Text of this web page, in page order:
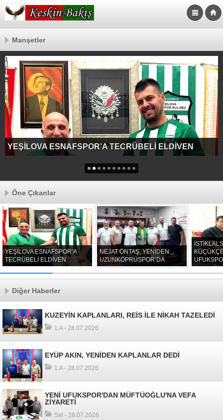
Manşetler
YEŞİLOVA ESNAFSPOR’A TECRÜBELİ ELDİVEN
Öne Çıkanlar
YEŞİLOVA ESNAFSPOR’A
TECRÜBELİ ELDİVEN
NEJAT ÖNTAŞ, YENİDEN
UZUNKÖPRÜSPOR’DA
Diğer Haberler
KUZEYİN KAPLANLARI, REİS İLE NİKAH TAZELEDİ
1.A - 28.07.2026
EYÜP AKIN, YENİDEN KAPLANLAR DEDİ
1.A - 28.07.2026
YENİ UFUKSPOR'DAN MÜFTÜOĞLU'NA VEFA
ZİYARETİ
Sal - 28.07.2026